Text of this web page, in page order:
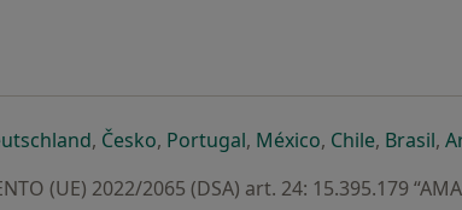
separador
num novo separador
abre num novo separador
, Českoabre num novo separador
, Portugalabre num novo
, Méxicoabre num
, Chileabre
, Brasil,
(UE) 2022/2065 (DSA) art. 24: 15.395.179